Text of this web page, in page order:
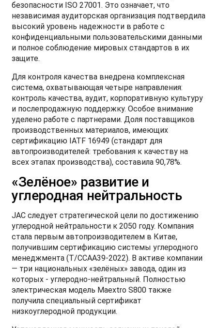
безопасности ISO 27001. Это означает, что
независимая аудиторская организация подтвердила
высокий уровень надежности в работе с
конфиденциальными пользовательскими данными
и полное соблюдение мировых стандартов в их
защите.
Для контроля качества внедрена комплексная
система, охватывающая четыре направления:
контроль качества, аудит, корпоративную культуру
и послепродажную поддержку. Особое внимание
уделено работе с партнерами. Доля поставщиков
производственных материалов, имеющих
сертификацию IATF 16949 (стандарт для
автопроизводителей: требования к качеству на
всех этапах производства), составила 90,78%.
«Зелёное» развитие и
углеродная нейтральность
JAC следует стратегической цели по достижению
углеродной нейтральности к 2050 году. Компания
стала первым автопроизводителем в Китае,
получившим сертификацию системы углеродного
менеджмента (T/CCAA39-2022). В активе компании
— три национальных «зелёных» завода, один из
которых - углеродно-нейтральный. Полностью
электрическая модель Maextro S800 также
получила специальный сертификат
низкоуглеродной продукции.